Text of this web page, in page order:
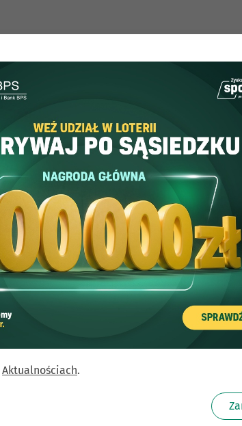
Aktualnościach.